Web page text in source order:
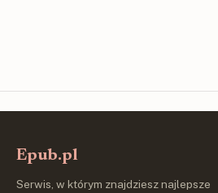
Epub.pl
Serwis, w którym znajdziesz najlepsze